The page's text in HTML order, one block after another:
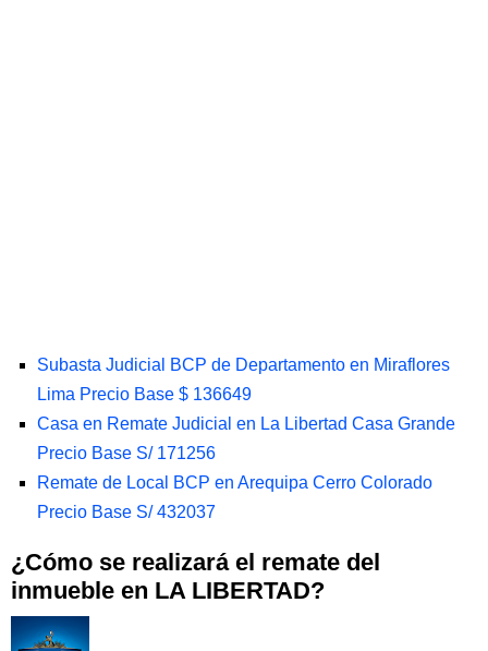
Subasta Judicial BCP de Departamento en Miraflores
Lima Precio Base $ 136649
Casa en Remate Judicial en La Libertad Casa Grande
Precio Base S/ 171256
Remate de Local BCP en Arequipa Cerro Colorado
Precio Base S/ 432037
¿Cómo se realizará el remate del
inmueble en LA LIBERTAD?